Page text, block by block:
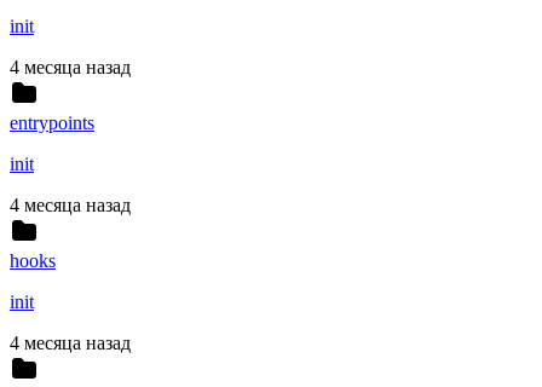
init
4 месяца назад
entrypoints
init
4 месяца назад
hooks
init
4 месяца назад